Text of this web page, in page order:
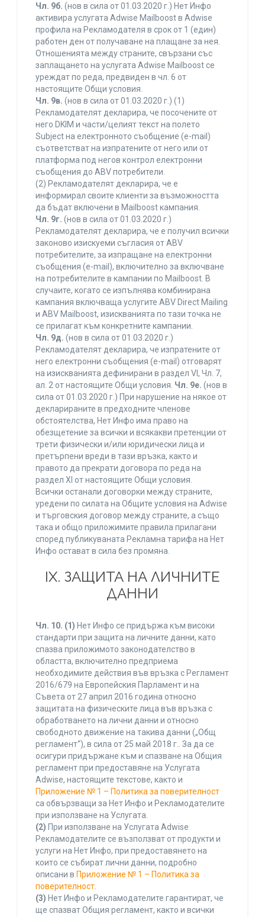
Чл. 9б. (нов в сила от 01.03.2020 г.) Нет Инфо
активира услугата Adwise Mailboost в Adwise
профила на Рекламодателя в срок от 1 (един)
работен ден от получаване на плащане за нея.
Отношенията между страните, свързани със
заплащането на услугата Adwise Mailboost се
уреждат по реда, предвиден в чл. 6 от
настоящите Общи условия.
Чл. 9в. (нов в сила от 01.03.2020 г.) (1)
Рекламодателят декларира, че посочените от
него DKIM и части/целият текст на полето
Subject на електронното съобщение (e-mail)
съответстват на изпратените от него или от
платформа под негов контрол електронни
съобщения до ABV потребители.
(2) Рекламодателят декларира, че е
информирал своите клиенти за възможността
да бъдат включени в Mailboost кампания.
Чл. 9г. (нов в сила от 01.03.2020 г.)
Рекламодателят декларира, че е получил всички
законово изискуеми съгласия от ABV
потребителите, за изпращане на електронни
съобщения (e-mail), включително за включване
на потребителите в кампании по Mailboost. В
случаите, когато се изпълнява комбинирана
кампания включваща услугите ABV Direct Mailing
и ABV Mailboost, изискванията по тази точка не
се прилагат към конкретните кампании.
Чл. 9д. (нов в сила от 01.03.2020 г.)
Рекламодателят декларира, че изпратените от
него електронни съобщения (e-mail) отговарят
на изискванията дефинирани в раздел VI, Чл. 7,
ал. 2 от настоящите Общи условия. Чл. 9е. (нов в
сила от 01.03.2020 г.) При нарушение на някое от
декларираните в предходните членове
обстоятелства, Нет Инфо има право на
обезщетение за всички и всякакви претенции от
трети физически и/или юридически лица и
претърпени вреди в тази връзка, както и
правото да прекрати договора по реда на
раздел XI от настоящите Общи условия.
Всички останали договорки между страните,
уредени по силата на Общите условия на Adwise
и търговския договор между страните, а също
така и общо приложимите правила прилагани
според публикуваната Рекламна тарифа на Нет
Инфо остават в сила без промяна.
IХ. ЗАЩИТА НА ЛИЧНИТЕ
ДАННИ
Чл. 10. (1) Нет Инфо се придържа към високи
стандарти при защита на личните данни, като
спазва приложимото законодателство в
областта, включително предприема
необходимите действия във връзка с Регламент
2016/679 на Европейския Парламент и на
Съвета от 27 април 2016 година относно
защитата на физическите лица във връзка с
обработването на лични данни и относно
свободното движение на такива данни („Общ
регламент“), в сила от 25 май 2018 г.. За да се
осигури придържане към и спазване на Общия
регламент при предоставяне на Услугата
Adwise, настоящите текстове, както и
Приложение № 1 – Политика за поверителност
са обвързващи за Нет Инфо и Рекламодателите
при използване на Услугата.
(2) При използване на Услугата Adwise
Рекламодателите се възползват от продукти и
услуги на Нет Инфо, при предоставянето на
които се събират лични данни, подробно
описани в Приложение № 1 – Политика за
поверителност.
(3) Нет Инфо и Рекламодателите гарантират, че
ще спазват Общия регламент, както и всички